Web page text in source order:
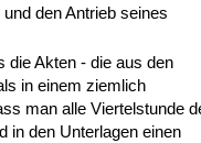
den Antrieb seines
die Akten - die aus den
in einem ziemlich
man alle Viertelstunde
in den Unterlagen einen